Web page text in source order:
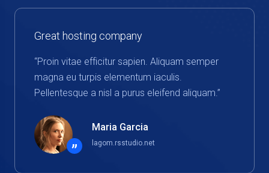
Great hosting company
“Proin vitae efficitur sapien. Aliquam semper
magna eu turpis elementum iaculis.
Pellentesque a nisl a purus eleifend aliquam.”
”
Maria Garcia
lagom.rsstudio.net